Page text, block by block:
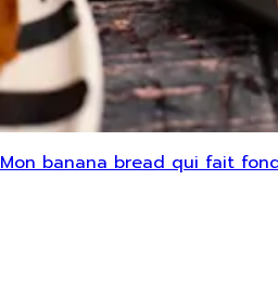
Mon banana bread qui fait